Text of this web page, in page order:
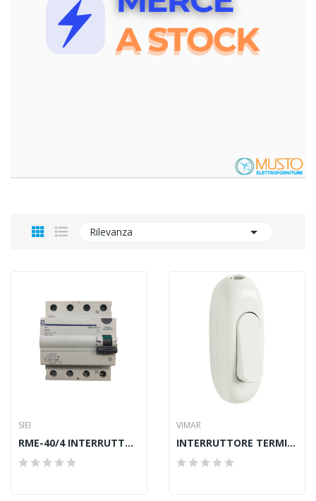
Rilevanza 
SIEI
RME-40/4 INTERRUTTORE DIFFERENZIALE
VIMAR
INTERRUTTORE TERMINALE 1P 2[16]A BIANCO